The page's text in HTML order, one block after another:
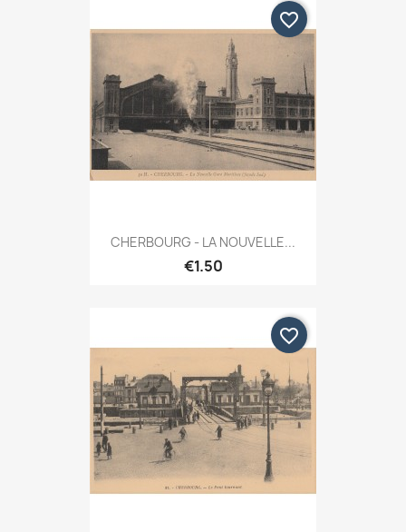
CHERBOURG - LA NOUVELLE...
€1.50
favorite_border
favorite_border